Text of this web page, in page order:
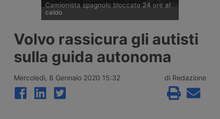
Camionista spagnolo bloccato 24 ore al
caldo
sindacato spagnolo Sinacoas è stato
ricoverato per un colpo di calore dopo
essere rimasto bloccato oltre 24 ore vicino
a Ontígola, in Spagna, con temperature
condizionata funzionante. Il sindacato
denuncia i ritardi dell’azienda nell’assistenza
stradale.
Volvo rassicura gli autisti
sulla guida autonoma
Mercoledì, 8 Gennaio 2020 15:32 di Redazione